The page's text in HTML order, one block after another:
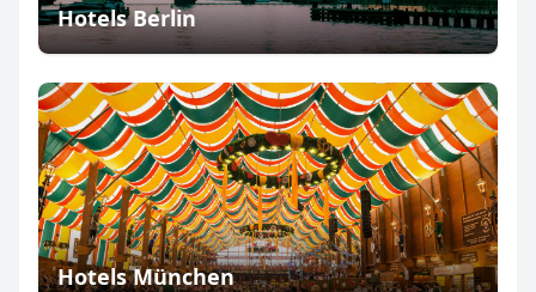
Hotels Berlin
Hotels München